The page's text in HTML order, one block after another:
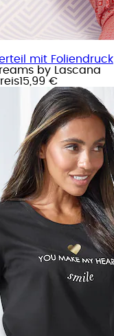
mit Foliendruck
by Lascana
15,99 €